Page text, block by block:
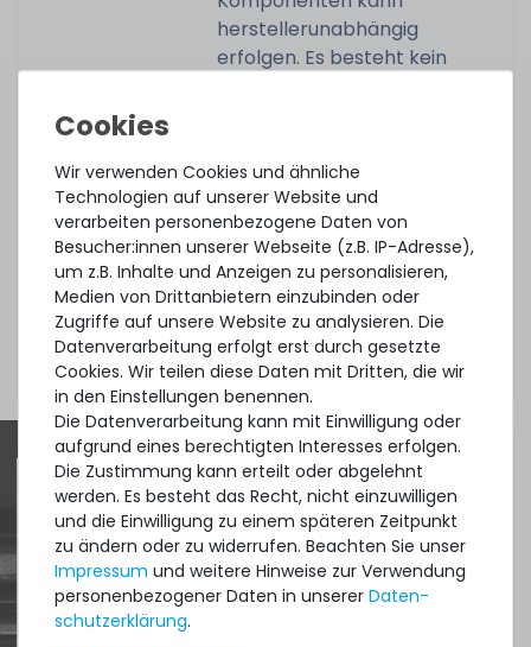
herstellerunabhängig
erfolgen. Es besteht kein
Teile.
Dieses Upgrade kann nur in
Verbindung mit einem von uns
angebotenem Server
kombiniert werden. Pro Server
kann nur ein HDD-Upgrade
erworben werden.
Quick shipment for heavy-weigth servers
an perfect state of the machines. Also
great paying options and Euro VAT
managing.
Wir verwenden Cookies und ähnliche
Technologien auf unserer Website und
verarbeiten personenbezogene Daten von
Besucher:innen unserer Webseite (z.B. IP-Adresse),
um z.B. Inhalte und Anzeigen zu personalisieren,
Medien von Drittanbietern einzubinden oder
Zugriffe auf unsere Website zu analysieren. Die
Datenverarbeitung erfolgt erst durch gesetzte
Cookies. Wir teilen diese Daten mit Dritten, die wir
in den Einstellungen benennen.
Die Datenverarbeitung kann mit Einwilligung oder
aufgrund eines berechtigten Interesses erfolgen.
Die Zustimmung kann erteilt oder abgelehnt
werden. Es besteht das Recht, nicht einzuwilligen
und die Einwilligung zu einem späteren Zeitpunkt
zu ändern oder zu widerrufen. Beachten Sie unser
Impressum und weitere Hinweise zur Verwendung
personenbezogener Daten in unserer Daten­
schutz­erklärung.